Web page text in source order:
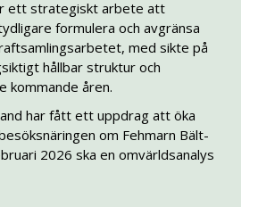
ett strategiskt arbete att
formulera och avgränsa
med sikte på
hållbar struktur och
kommande åren.
har fått ett uppdrag att öka
om Fehmarn Bält-
2026 ska en omvärldsanalys